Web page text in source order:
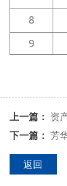
8
9
上一篇： 资
下一篇： 芳
返回